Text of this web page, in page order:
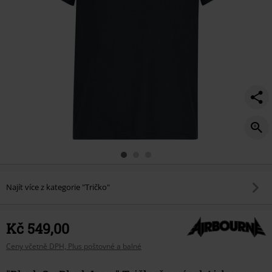
Najít více z kategorie "Tričko"
Kč 549,00
Ceny včetně DPH, Plus poštovné a balné